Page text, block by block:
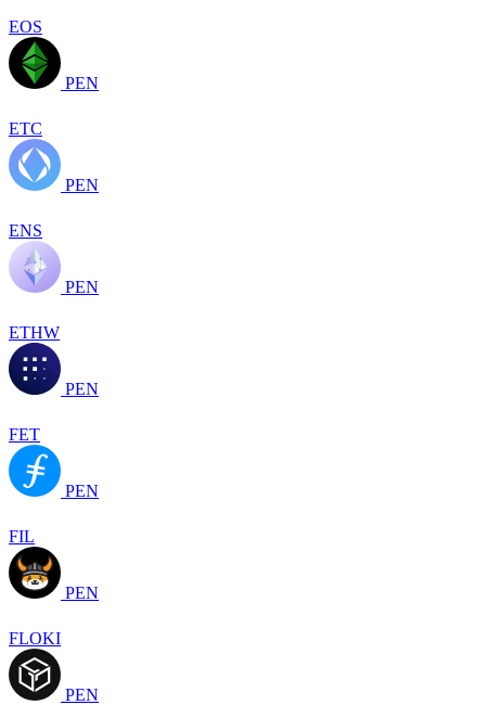
EOS
PEN
ETC
PEN
ENS
PEN
ETHW
PEN
FET
PEN
FIL
PEN
FLOKI
PEN